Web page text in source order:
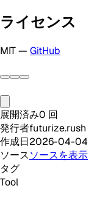
ライセンス
MIT — GitHub
展開済み0 回
発行者futurize.rush
作成日2026-04-04
ソースソースを表示
タグ
Tool